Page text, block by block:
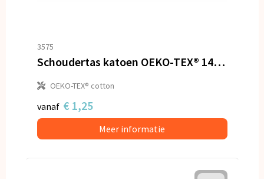
3575
Schoudertas katoen OEKO-TEX® 140g/m² 40x10x35cm
OEKO-TEX® cotton
vanaf € 1,25
Meer informatie